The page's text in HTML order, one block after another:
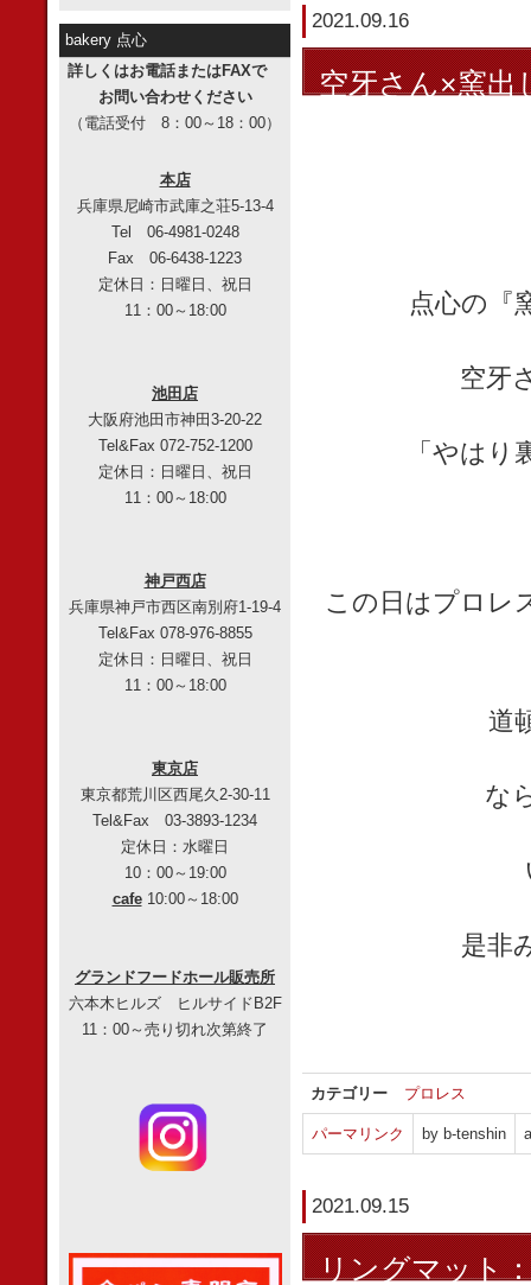
2021.09.16
空牙さん×窯出
点心の『
空牙
「やは
この日はプロレ
道
な
是非
カテゴリー プロレス
パーマリンク by b-tenshin
2021.09.15
リングマット
bakery 点心
詳しくはお電話またはFAXで
お問い合わせください
（電話受付 8：00～18：00）
本店
兵庫県尼崎市武庫之荘5-13-4
Tel 06-4981-0248
Fax 06-6438-1223
定休日：日曜日、祝日
11：00～18:00
池田店
大阪府池田市神田3-20-22
Tel&Fax 072-752-1200
定休日：日曜日、祝日
11：00～18:00
神戸西店
兵庫県神戸市西区南別府1-19-4
Tel&Fax 078-976-8855
定休日：日曜日、祝日
11：00～18:00
東京店
東京都荒川区西尾久2-30-11
Tel&Fax 03-3893-1234
定休日：水曜日
10：00～19:00
cafe10:00～18:00
グランドフードホール販売所
六本木ヒルズ ヒルサイドB2F
11：00～売り切れ次第終了